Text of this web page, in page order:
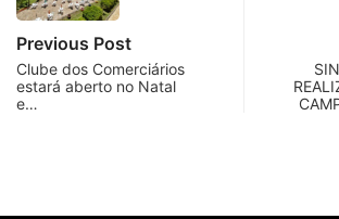
Previous Post
Clube dos Comerciários
estará aberto no Natal
e…